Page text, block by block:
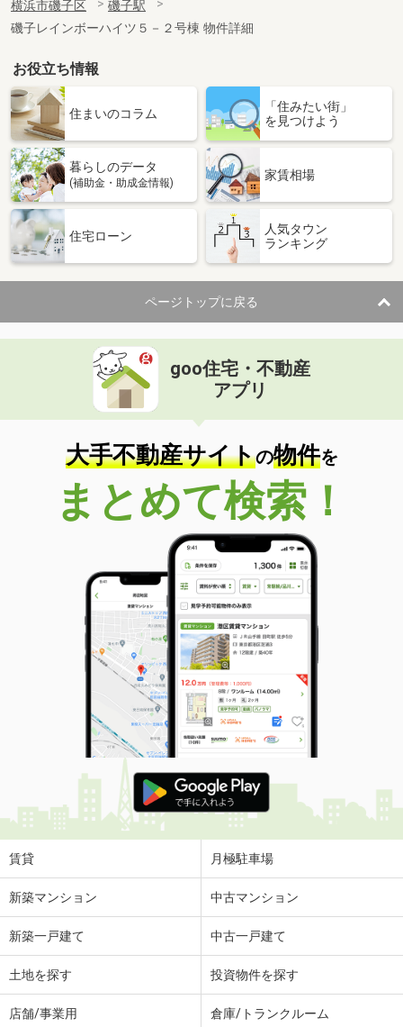
横浜市磯子区
磯子駅
磯子レインボーハイツ５－２号棟 物件詳細
お役立ち情報
住まいのコラム
「住みたい街」
を見つけよう
暮らしのデータ
(補助金・助成金情報)
家賃相場
住宅ローン
人気タウン
ランキング
ページトップに戻る
goo住宅・不動産
アプリ
大手不動産サイトの物件を
まとめて検索！
賃貸 月極駐車場
新築マンション 中古マンション
新築一戸建て 中古一戸建て
土地を探す 投資物件を探す
店舗/事業用 倉庫/トランクルーム